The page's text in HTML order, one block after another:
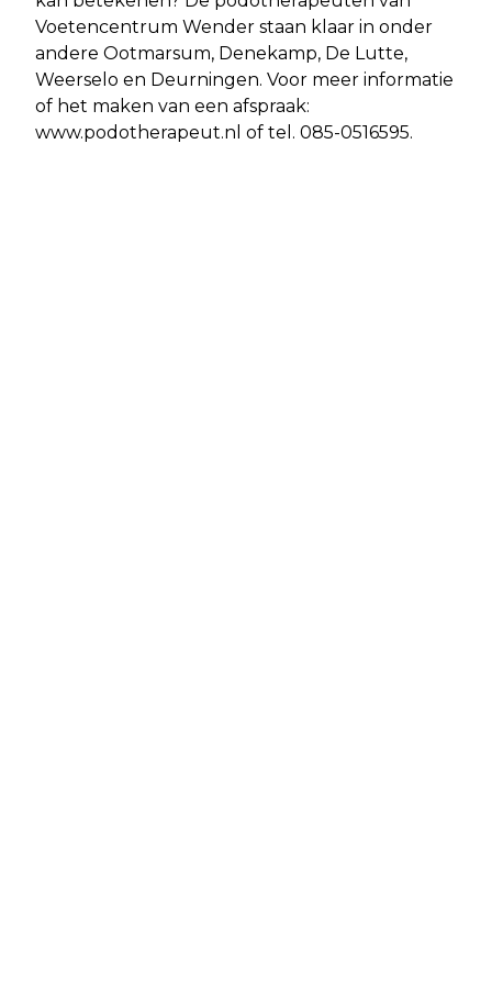
Voetencentrum Wender staan klaar in onder
andere Ootmarsum, Denekamp, De Lutte,
Weerselo en Deurningen. Voor meer informatie
of het maken van een afspraak:
www.podotherapeut.nl of tel. 085-0516595.